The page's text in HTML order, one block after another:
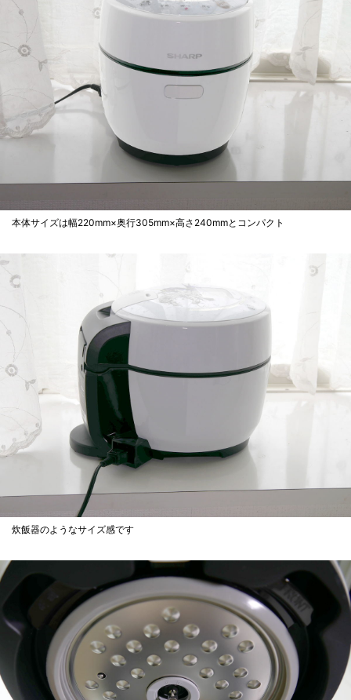
本体サイズは幅220mm×奥行305mm×高さ240mmとコンパクト
炊飯器のようなサイズ感です